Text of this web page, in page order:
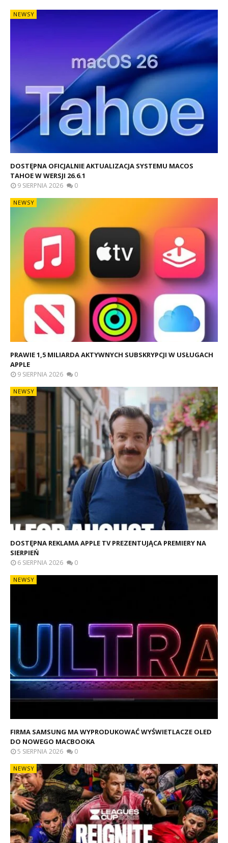
NEWSY
DOSTĘPNA OFICJALNIE AKTUALIZACJA SYSTEMU MACOS
TAHOE W WERSJI 26.6.1
9 SIERPNIA 2026 0
NEWSY
PRAWIE 1,5 MILIARDA AKTYWNYCH SUBSKRYPCJI W USŁUGACH
APPLE
9 SIERPNIA 2026 0
NEWSY
DOSTĘPNA REKLAMA APPLE TV PREZENTUJĄCA PREMIERY NA
SIERPIEŃ
6 SIERPNIA 2026 0
NEWSY
FIRMA SAMSUNG MA WYPRODUKOWAĆ WYŚWIETLACZE OLED
DO NOWEGO MACBOOKA
5 SIERPNIA 2026 0
NEWSY